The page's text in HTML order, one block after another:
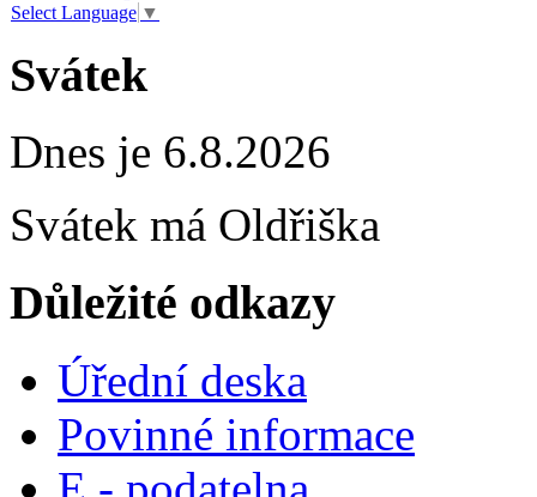
Select Language ▼
Svátek
Dnes je 6.8.2026
Svátek má Oldřiška
Důležité odkazy
Úřední deska
Povinné informace